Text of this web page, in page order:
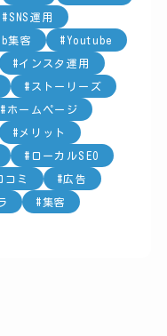
SNS運用
集客 Youtube
インスタ運用
ストーリーズ
ホームページ
メリット
ローカルSEO
コミ 広告
集客